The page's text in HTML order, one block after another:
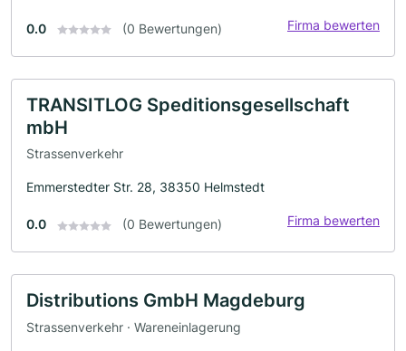
0.0 (0 Bewertungen) Firma bewerten
TRANSITLOG Speditionsgesellschaft
mbH
Strassenverkehr
Emmerstedter Str. 28, 38350 Helmstedt
0.0 (0 Bewertungen) Firma bewerten
Distributions GmbH Magdeburg
Strassenverkehr · Wareneinlagerung